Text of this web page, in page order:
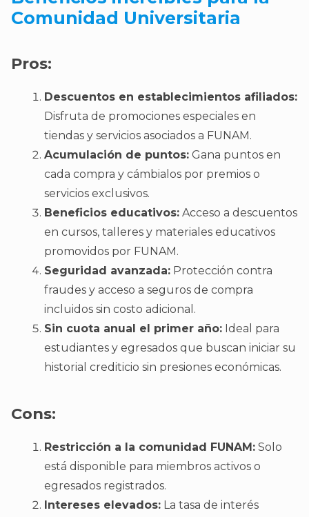
Comunidad Universitaria
Pros:
Descuentos en establecimientos afiliados:
Disfruta de promociones especiales en
tiendas y servicios asociados a FUNAM.
Acumulación de puntos: Gana puntos en
cada compra y cámbialos por premios o
servicios exclusivos.
Beneficios educativos: Acceso a descuentos
en cursos, talleres y materiales educativos
promovidos por FUNAM.
Seguridad avanzada: Protección contra
fraudes y acceso a seguros de compra
incluidos sin costo adicional.
Sin cuota anual el primer año: Ideal para
estudiantes y egresados que buscan iniciar su
historial crediticio sin presiones económicas.
Cons:
Restricción a la comunidad FUNAM: Solo
está disponible para miembros activos o
egresados registrados.
Intereses elevados: La tasa de interés